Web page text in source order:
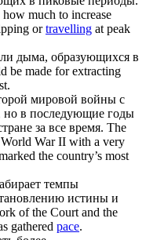
much to increase
ortravelling at peak
дыма, образующихся в
be made for extracting
мировой войны с
но в последующие годы
за все время. The
War II with a very
the country’s most
темпы
истины и
of the Court and the
gathered pace.